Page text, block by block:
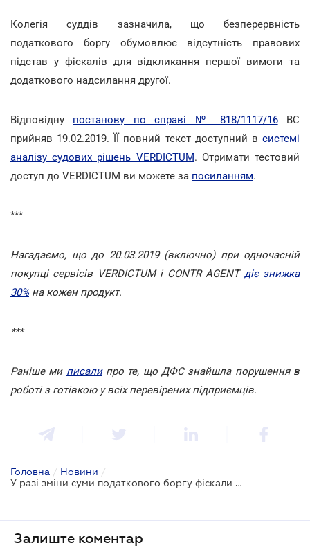
Колегія суддів зазначила, що безперервність
податкового боргу обумовлює відсутність правових
підстав у фіскалів для відкликання першої вимоги та
додаткового надсилання другої.
Відповідну постанову по справі № 818/1117/16ВС
прийняв 19.02.2019. ЇЇ повний текст доступний в системі
аналізу судових рішень VERDICTUM. Отримати тестовий
доступ до VERDICTUM ви можете за посиланням.
***
Нагадаємо, що до 20.03.2019 (включно) при одночасній
покупці сервісів VERDICTUM і CONTR AGENT діє знижка
30% на кожен продукт.
***
Раніше ми писалипро те, що ДФС знайшла порушення в
роботі з готівкою у всіх перевірених підприємців.
Головна / Новини /
У разі зміни суми податкового боргу фіскали не уповноважені надсилати нову вимогу
Залиште коментар